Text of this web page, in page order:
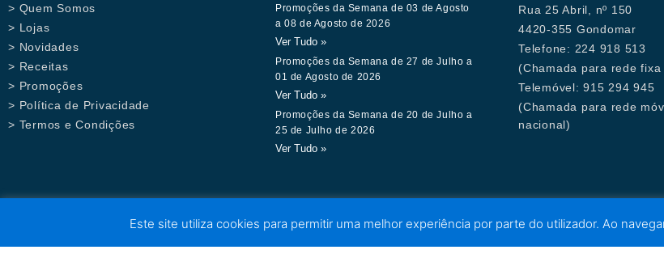
> Quem Somos
> Lojas
> Novidades
> Receitas
> Promoções
> Política de Privacidade
> Termos e Condições
Promoções da Semana de 03 de Agosto
a 08 de Agosto de 2026
Ver Tudo »
Promoções da Semana de 27 de Julho a
01 de Agosto de 2026
Ver Tudo »
Promoções da Semana de 20 de Julho a
25 de Julho de 2026
Ver Tudo »
Rua 25 Abril, nº 150
4420-355 Gondomar
Telefone: 224 918 513
(Chamada para rede fixa
Telemóvel: 915 294 945
(Chamada para rede
nacional)
Este site utiliza cookies para permitir uma melhor experiência por parte do utilizador. Ao